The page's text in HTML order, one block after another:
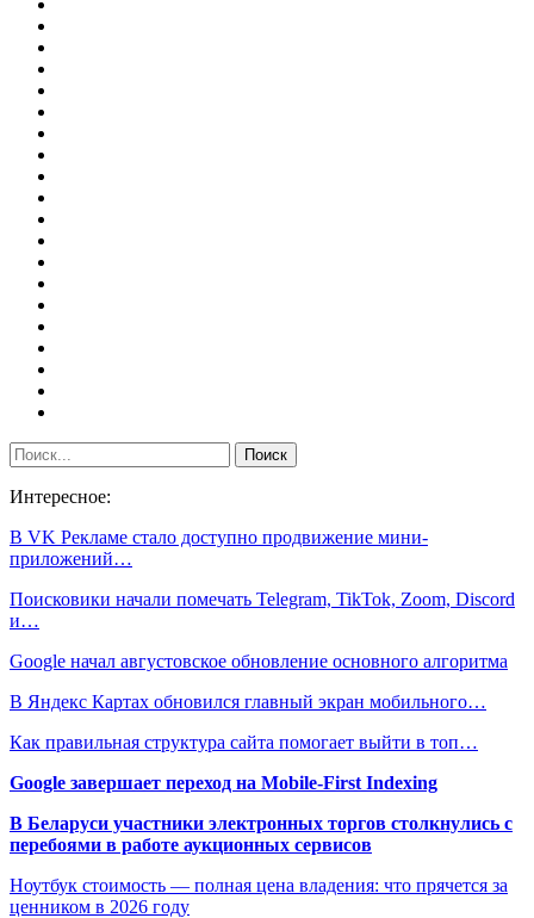
Интересное:
В VK Рекламе стало доступно продвижение мини-
приложений…
Поисковики начали помечать Telegram, TikTok, Zoom, Discord
и…
Google начал августовское обновление основного алгоритма
В Яндекс Картах обновился главный экран мобильного…
Как правильная структура сайта помогает выйти в топ…
Google завершает переход на Mobile-First Indexing
В Беларуси участники электронных торгов столкнулись с
перебоями в работе аукционных сервисов
Ноутбук стоимость — полная цена владения: что прячется за
ценником в 2026 году